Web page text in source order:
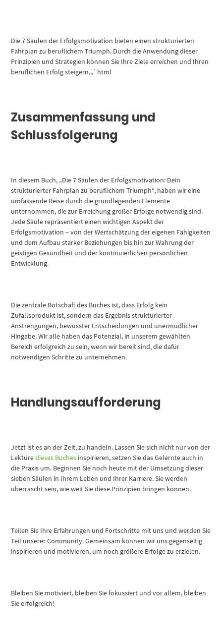
Die 7 Säulen der Erfolgsmotivation bieten einen strukturierten
Fahrplan zu beruflichem Triumph. Durch die Anwendung dieser
Prinzipien und Strategien können Sie Ihre Ziele erreichen und Ihren
beruflichen Erfolg steigern.„`html
Zusammenfassung und
Schlussfolgerung
In diesem Buch, „Die 7 Säulen der Erfolgsmotivation: Dein
strukturierter Fahrplan zu beruflichem Triumph“, haben wir eine
umfassende Reise durch die grundlegenden Elemente
unternommen, die zur Erreichung großer Erfolge notwendig sind.
Jede Säule repräsentiert einen wichtigen Aspekt der
Erfolgsmotivation – von der Wertschätzung der eigenen Fähigkeiten
und dem Aufbau starker Beziehungen bis hin zur Wahrung der
geistigen Gesundheit und der kontinuierlichen persönlichen
Entwicklung.
Die zentrale Botschaft des Buches ist, dass Erfolg kein
Zufallsprodukt ist, sondern das Ergebnis strukturierter
Anstrengungen, bewusster Entscheidungen und unermüdlicher
Hingabe. Wir alle haben das Potenzial, in unserem gewählten
Bereich erfolgreich zu sein, wenn wir bereit sind, die dafür
notwendigen Schritte zu unternehmen.
Handlungsaufforderung
Jetzt ist es an der Zeit, zu handeln. Lassen Sie sich nicht nur von der
Lektüredieses Buches inspirieren, setzen Sie das Gelernte auch in
die Praxis um. Beginnen Sie noch heute mit der Umsetzung dieser
sieben Säulen in Ihrem Leben und Ihrer Karriere. Sie werden
überrascht sein, wie weit Sie diese Prinzipien bringen können.
Teilen Sie Ihre Erfahrungen und Fortschritte mit uns und werden Sie
Teil unserer Community. Gemeinsam können wir uns gegenseitig
inspirieren und motivieren, um noch größere Erfolge zu erzielen.
Bleiben Sie motiviert, bleiben Sie fokussiert und vor allem, bleiben
Sie erfolgreich!